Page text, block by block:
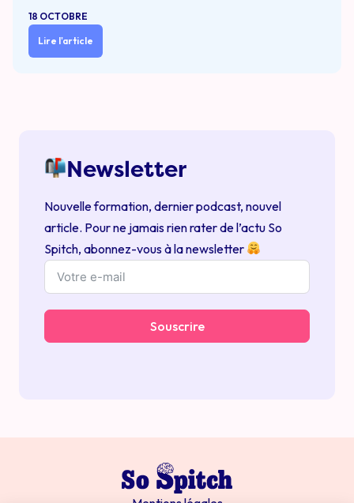
18 OCTOBRE
Lire l'article
Newsletter
Nouvelle formation, dernier podcast, nouvel
article. Pour ne jamais rien rater de l’actu So
Spitch, abonnez-vous à la newsletter
Souscrire